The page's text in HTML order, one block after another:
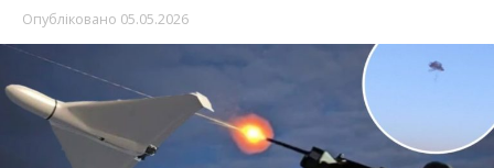
Опубліковано 05.05.2026